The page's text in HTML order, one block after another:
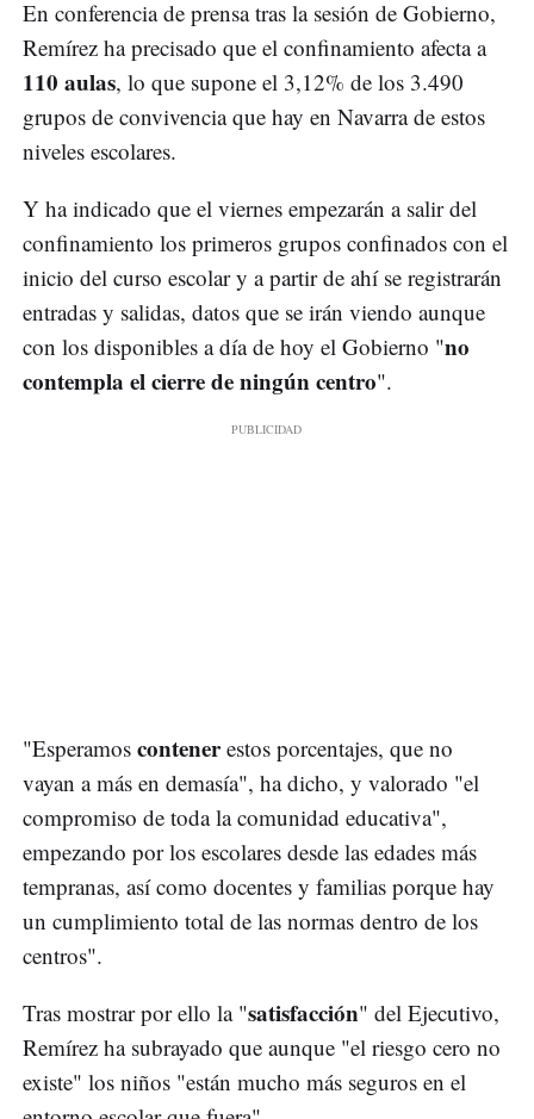
En conferencia de prensa tras la sesión de Gobierno,
Remírez ha precisado que el confinamiento afecta a
110 aulas, lo que supone el 3,12% de los 3.490
grupos de convivencia que hay en Navarra de estos
niveles escolares.
Y ha indicado que el viernes empezarán a salir del
confinamiento los primeros grupos confinados con el
inicio del curso escolar y a partir de ahí se registrarán
entradas y salidas, datos que se irán viendo aunque
con los disponibles a día de hoy el Gobierno "no
contempla el cierre de ningún centro".
"Esperamos contenerestos porcentajes, que no
vayan a más en demasía", ha dicho, y valorado "el
compromiso de toda la comunidad educativa",
empezando por los escolares desde las edades más
tempranas, así como docentes y familias porque hay
un cumplimiento total de las normas dentro de los
centros".
Tras mostrar por ello la "satisfacción" del Ejecutivo,
Remírez ha subrayado que aunque "el riesgo cero no
existe" los niños "están mucho más seguros en el